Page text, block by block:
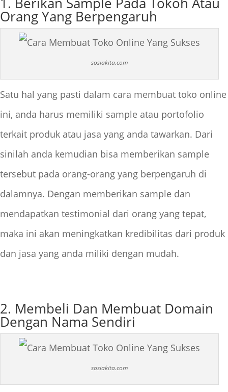
Orang Yang Berpengaruh
sosiakita.com
Satu hal yang pasti dalam cara membuat toko online
ini, anda harus memiliki sample atau portofolio
terkait produk atau jasa yang anda tawarkan. Dari
sinilah anda kemudian bisa memberikan sample
tersebut pada orang-orang yang berpengaruh di
dalamnya. Dengan memberikan sample dan
mendapatkan testimonial dari orang yang tepat,
maka ini akan meningkatkan kredibilitas dari produk
dan jasa yang anda miliki dengan mudah.
2. Membeli Dan Membuat Domain
Dengan Nama Sendiri
sosiakita.com